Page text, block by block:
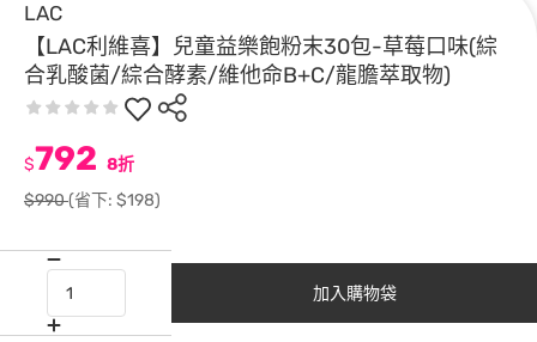
LAC
【LAC利維喜】兒童益樂飽粉末30包-草莓口味(綜
合乳酸菌/綜合酵素/維他命B+C/龍膽萃取物)
$792 8折
$990(省下: $198)
加入購物袋